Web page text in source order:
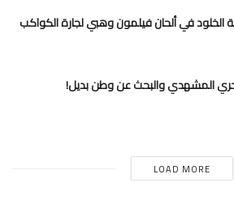
الخلود في ألحان فيلمون وهبي لجارة الكواكب
المشهدي والبحث عن وطن بديل!
LOAD MORE